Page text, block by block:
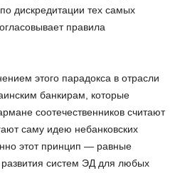
дискредитации тех самых
правила
этого парадокса в отрасли
банкирам, которые
соотечественников считают
саму идею небанковских
этот принцип — равные
систем ЭД для любых